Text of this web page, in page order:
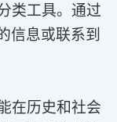
类工具。通过
信息或联系到
在历史和社会